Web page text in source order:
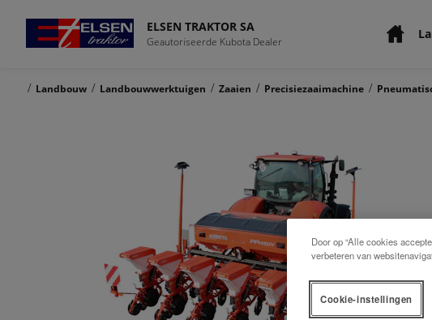
ELSEN TRAKTOR SA
Geautoriseerde Kubota Dealer
/ Landbouw / Landbouwwerktuigen / Zaaien / Precisiezaaimachine /
Door op “Alle cookies
verbeteren van
Cookie-instellingen